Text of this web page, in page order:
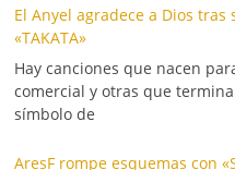
El Anyel agradece a Dios
«TAKATA»
Hay canciones que nacen
comercial y otras que
símbolo de
AresF rompe esquemas con